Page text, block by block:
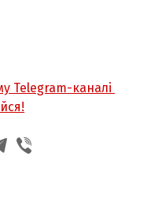
Telegram-каналі